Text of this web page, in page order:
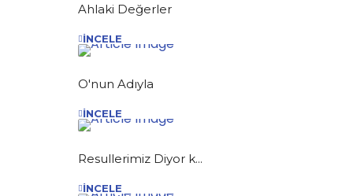
Ahlaki Değerler
İNCELE
O'nun Adıyla
İNCELE
Resullerimiz Diyor k...
İNCELE